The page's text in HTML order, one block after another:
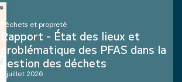
Déchets et propreté
Rapport - État des lieux et
problématique des PFAS dans la
gestion des déchets
8 juillet 2026